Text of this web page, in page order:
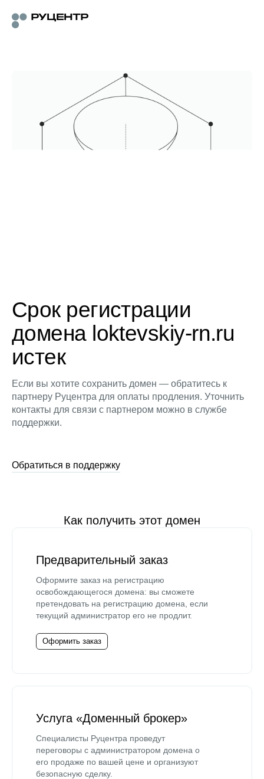
Срок регистрации
домена loktevskiy-rn.ru
истек
Если вы хотите сохранить домен — обратитесь к
партнеру Руцентра для оплаты продления. Уточнить
контакты для связи с партнером можно в службе
поддержки.
Обратиться в поддержку
Как получить этот домен
Предварительный заказ
Оформите заказ на регистрацию
освобождающегося домена: вы сможете
претендовать на регистрацию домена, если
текущий администратор его не продлит.
Оформить заказ
Услуга «Доменный брокер»
Специалисты Руцентра проведут
переговоры с администратором домена о
его продаже по вашей цене и организуют
безопасную сделку.